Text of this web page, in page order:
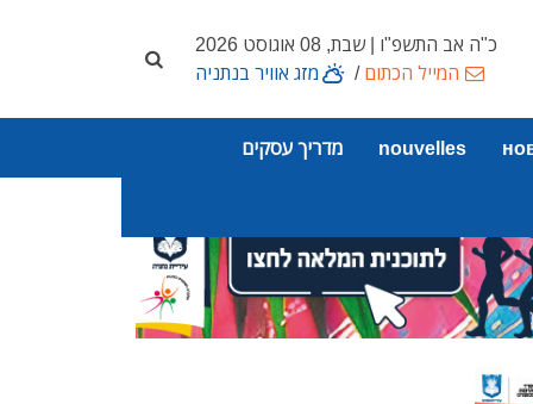
כ"ה אב התשפ"ו | שבת, 08 אוגוסט 2026
המייל הכתום/ מזג אוויר בנתניה
nouvelles מדריך עסקים